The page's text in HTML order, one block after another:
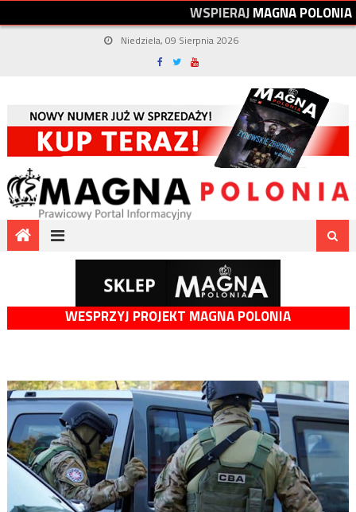
WSPIERAJMAGNAPOLONIA
Niedziela, 09 Sierpnia 2026
WESPRZYJ PROJEKT MAGNA POLONIA